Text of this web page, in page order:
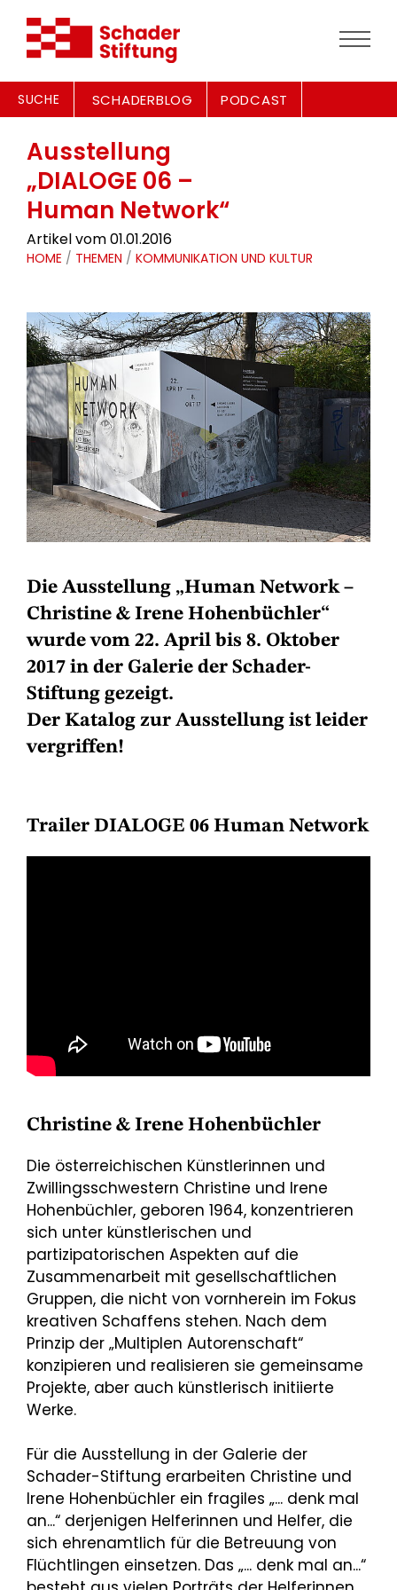
SUCHE SCHADERBLOG PODCAST
Ausstellung
„DIALOGE 06 –
Human Network“
Artikel vom 01.01.2016
HOME / THEMEN / KOMMUNIKATION UND KULTUR
Die Ausstellung „Human Network –
Christine & Irene Hohenbüchler“
wurde vom 22. April bis 8. Oktober
2017 in der Galerie der Schader-
Stiftung gezeigt.
Der Katalog zur Ausstellung ist leider
vergriffen!
Trailer DIALOGE 06 Human Network
Christine & Irene Hohenbüchler
Die österreichischen Künstlerinnen und
Zwillingsschwestern Christine und Irene
Hohenbüchler, geboren 1964, konzentrieren
sich unter künstlerischen und
partizipatorischen Aspekten auf die
Zusammenarbeit mit gesellschaftlichen
Gruppen, die nicht von vornherein im Fokus
kreativen Schaffens stehen. Nach dem
Prinzip der „Multiplen Autorenschaft“
konzipieren und realisieren sie gemeinsame
Projekte, aber auch künstlerisch initiierte
Werke.
Für die Ausstellung in der Galerie der
Schader-Stiftung erarbeiten Christine und
Irene Hohenbüchler ein fragiles „... denk mal
an...“ derjenigen Helferinnen und Helfer, die
sich ehrenamtlich für die Betreuung von
Flüchtlingen einsetzen. Das „... denk mal an...“